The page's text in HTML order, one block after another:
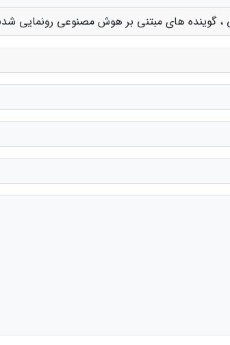
، گوینده های مبتنی بر هوش مصنوعی رونمایی